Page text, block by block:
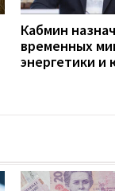
Кабмин
временных
энергетики и